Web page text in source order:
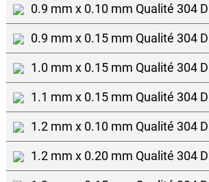
0.9 mm x 0.10 mm Qualité 304
0.9 mm x 0.15 mm Qualité 304
1.0 mm x 0.15 mm Qualité 304
1.1 mm x 0.15 mm Qualité 304
1.2 mm x 0.10 mm Qualité 304
1.2 mm x 0.20 mm Qualité 304